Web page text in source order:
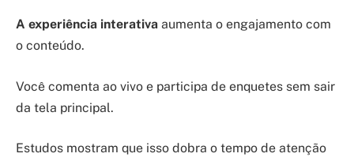
A experiência interativa aumenta o engajamento com
o conteúdo.
Você comenta ao vivo e participa de enquetes sem sair
da tela principal.
Estudos mostram que isso dobra o tempo de atenção